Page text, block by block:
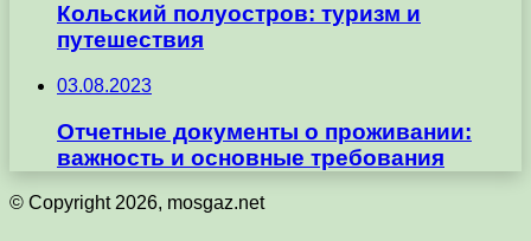
Кольский полуостров: туризм и
путешествия
03.08.2023
Отчетные документы о проживании:
важность и основные требования
© Copyright 2026, mosgaz.net